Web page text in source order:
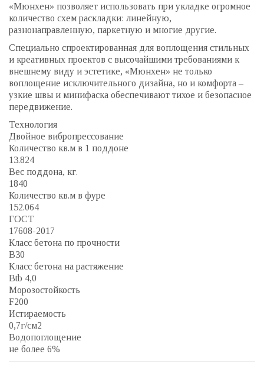
«Мюнхен» позволяет использовать при укладке огромное
количество схем раскладки: линейную,
разнонаправленную, паркетную и многие другие.
Специально спроектированная для воплощения стильных
и креативных проектов с высочайшими требованиями к
внешнему виду и эстетике, «Мюнхен» не только
воплощение исключительного дизайна, но и комфорта –
узкие швы и минифаска обеспечивают тихое и безопасное
передвижение.
Технология
Двойное вибропрессование
Количество кв.м в 1 поддоне
13.824
Вес поддона, кг.
1840
Количество кв.м в фуре
152.064
ГОСТ
17608-2017
Класс бетона по прочности
B30
Класс бетона на растяжение
Btb 4,0
Морозостойкость
F200
Истираемость
0,7г/см2
Водопоглощение
не более 6%